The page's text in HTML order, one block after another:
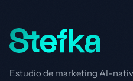
Estudio de marketing AI-